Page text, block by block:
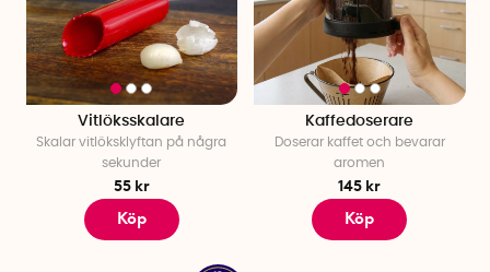
Vitlöksskalare
Skalar vitlöksklyftan på några
sekunder
55 kr
Köp
Kaffedoserare
Doserar kaffet och bevarar
aromen
145 kr
Köp